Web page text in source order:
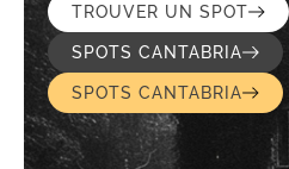
TROUVER UN SPOT
SPOTS CANTABRIA
SPOTS CANTABRIA